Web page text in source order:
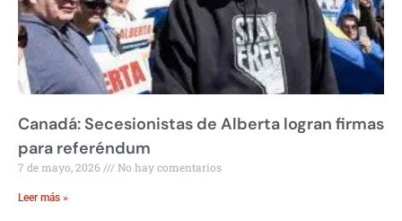
Canadá: Secesionistas de Alberta logran firmas
para referéndum
7 de mayo, 2026 No hay comentarios
Leer más »